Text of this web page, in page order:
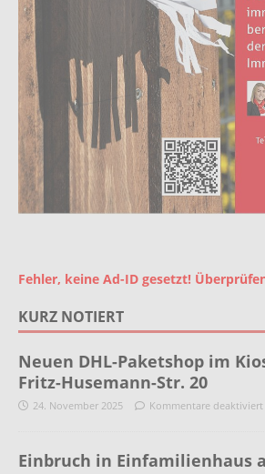
Fehler, keine Ad-ID gesetzt!
KURZ NOTIERT
Neuen DHL-Paketshop im
Fritz-Husemann-Str. 20
24. November 2025 Kommentare deaktiviert
Einbruch in Einfamilienhaus